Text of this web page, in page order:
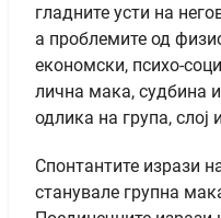
гладните усти на
а проблемите од
економски, психо-
лична мака, судбина
одлика на група, слој
Спонтантите изрази
станувале групна